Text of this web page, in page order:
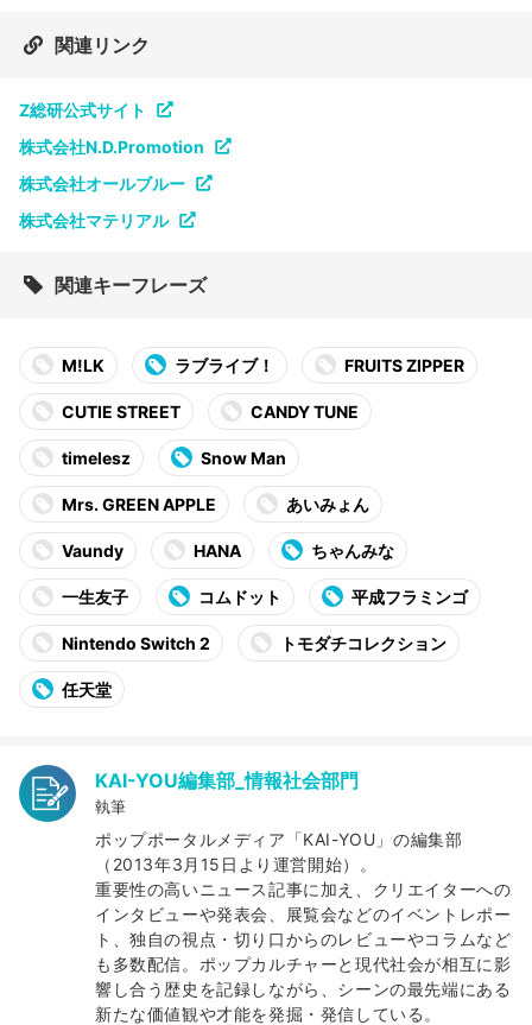
関連リンク
Z総研公式サイト
株式会社N.D.Promotion
株式会社オールブルー
株式会社マテリアル
関連キーフレーズ
M!LK ラブライブ！ FRUITS ZIPPER
CUTIE STREET CANDY TUNE
timelesz Snow Man
Mrs. GREEN APPLE あいみょん
Vaundy HANA ちゃんみな
一生友子 コムドット 平成フラミンゴ
Nintendo Switch 2 トモダチコレクション
任天堂
KAI-YOU編集部_情報社会部門
執筆
ポップポータルメディア「KAI-YOU」の編集部
（2013年3月15日より運営開始）。
重要性の高いニュース記事に加え、クリエイターへの
インタビューや発表会、展覧会などのイベントレポー
ト、独自の視点・切り口からのレビューやコラムなど
も多数配信。ポップカルチャーと現代社会が相互に影
響し合う歴史を記録しながら、シーンの最先端にある
新たな価値観や才能を発掘・発信している。